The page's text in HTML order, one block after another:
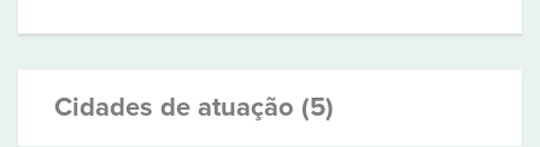
Cidades de atuação (5)